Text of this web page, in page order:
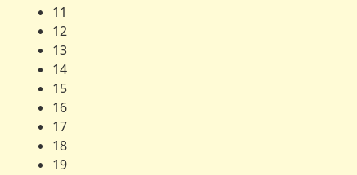
11
12
13
14
15
16
17
18
19